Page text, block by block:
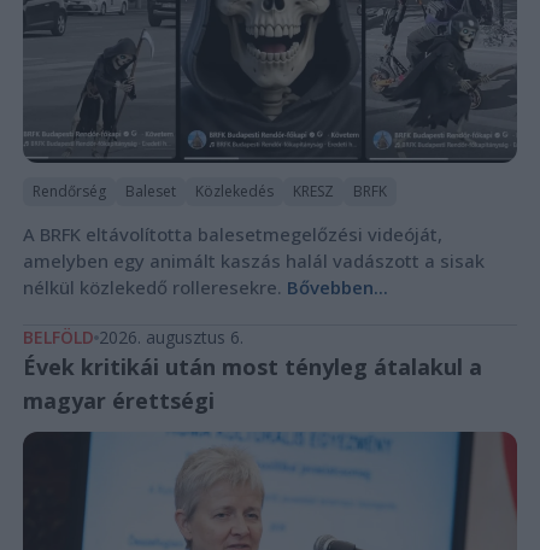
Rendőrség Baleset Közlekedés KRESZ BRFK
A BRFK eltávolította balesetmegelőzési videóját,
amelyben egy animált kaszás halál vadászott a sisak
nélkül közlekedő rolleresekre. Bővebben...
BELFÖLD 2026. augusztus 6.
Évek kritikái után most tényleg átalakul a
magyar érettségi